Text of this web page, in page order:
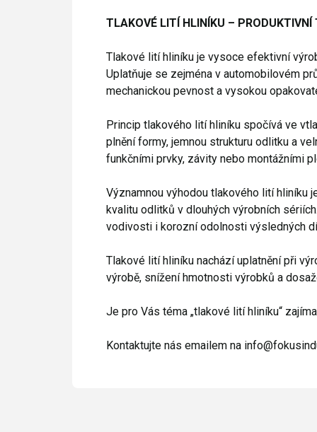
TLAKOVÉ LITÍ HLINÍKU –
Tlakové lití hliníku je vysoce efektivní
Uplatňuje se zejména v automobilovém
mechanickou pevnost a vysokou
Princip tlakového lití hliníku spočívá ve
plnění formy, jemnou strukturu odlitku a
funkčními prvky, závity nebo montážními
Významnou výhodou tlakového lití
kvalitu odlitků v dlouhých výrobních
vodivosti i korozní odolnosti výsledných
Tlakové lití hliníku nachází uplatnění při
výrobě, snížení hmotnosti výrobků a
Je pro Vás téma „tlakové lití hliníku“
Kontaktujte nás emailem na